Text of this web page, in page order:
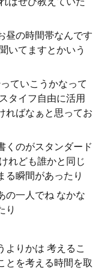
昼の時間帯なんです
いてますとかいう
ていこうかなって
タイフ自由に活用
ればなぁと思ってお
くのがスタンダード
れども誰かと同じ
る瞬間があったり
の一人でね なかな
り
よりかは 考えるこ
とを考える時間を取